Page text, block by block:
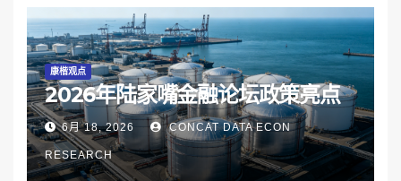
康楷观点
2026年陆家嘴金融论坛政策亮点
6月 18, 2026 CONCAT DATA ECON
RESEARCH